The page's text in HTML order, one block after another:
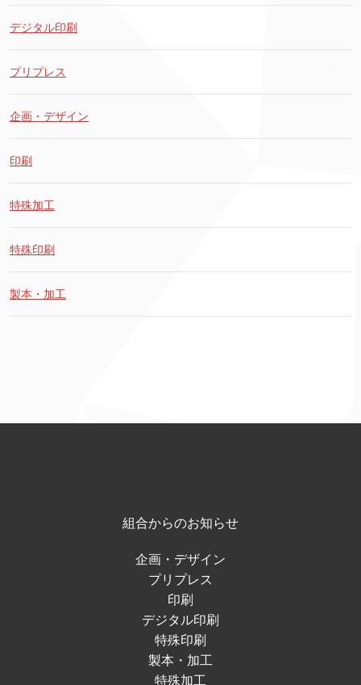
デジタル印刷
プリプレス
企画・デザイン
印刷
特殊加工
特殊印刷
製本・加工
組合からのお知らせ
企画・デザイン
プリプレス
印刷
デジタル印刷
特殊印刷
製本・加工
特殊加工